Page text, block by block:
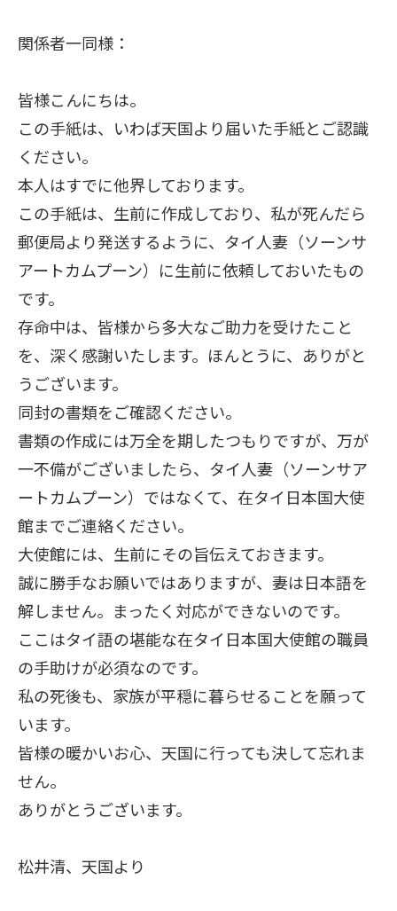
関係者一同様：
皆様こんにちは。
この手紙は、いわば天国より届いた手紙とご認識
ください。
本人はすでに他界しております。
この手紙は、生前に作成しており、私が死んだら
郵便局より発送するように、タイ人妻（ソーンサ
アートカムプーン）に生前に依頼しておいたもの
です。
存命中は、皆様から多大なご助力を受けたこと
を、深く感謝いたします。ほんとうに、ありがと
うございます。
同封の書類をご確認ください。
書類の作成には万全を期したつもりですが、万が
一不備がございましたら、タイ人妻（ソーンサア
ートカムプーン）ではなくて、在タイ日本国大使
館までご連絡ください。
大使館には、生前にその旨伝えておきます。
誠に勝手なお願いではありますが、妻は日本語を
解しません。まったく対応ができないのです。
ここはタイ語の堪能な在タイ日本国大使館の職員
の手助けが必須なのです。
私の死後も、家族が平穏に暮らせることを願って
います。
皆様の暖かいお心、天国に行っても決して忘れま
せん。
ありがとうございます。
松井清、天国より